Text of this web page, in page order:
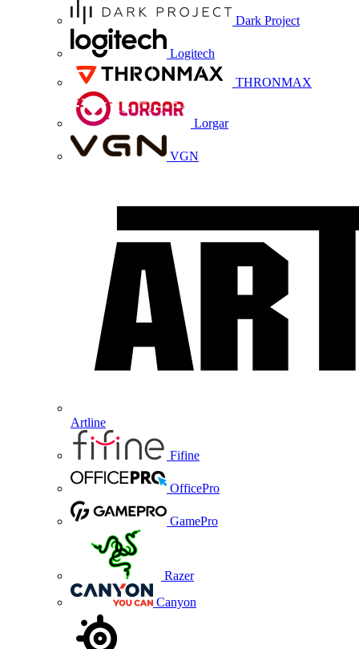
Dark Project
Logitech
THRONMAX
Lorgar
VGN
Artline
Fifine
OfficePro
GamePro
Razer
Canyon